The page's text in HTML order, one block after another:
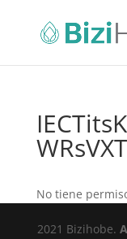
No tiene
2021 Bizihobe.